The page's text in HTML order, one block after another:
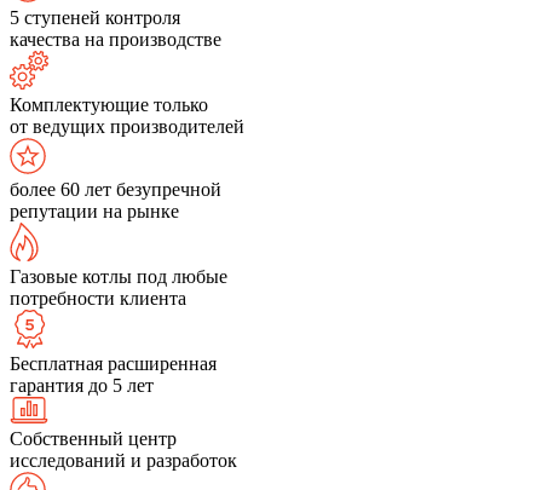
5 ступеней контроля
качества на производстве
Комплектующие только
от ведущих производителей
более 60 лет безупречной
репутации на рынке
Газовые котлы под любые
потребности клиента
Бесплатная расширенная
гарантия до 5 лет
Собственный центр
исследований и разработок